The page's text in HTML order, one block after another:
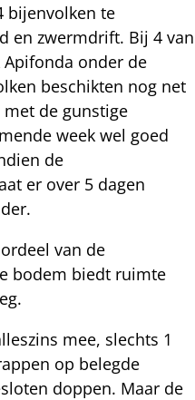
bijenvolken te
en zwermdrift. Bij 4 van
Apifonda onder de
beschikten nog net
de gunstige
week wel goed
de
er over 5 dagen
van de
bodem biedt ruimte
mee, slechts 1
op belegde
doppen. Maar de